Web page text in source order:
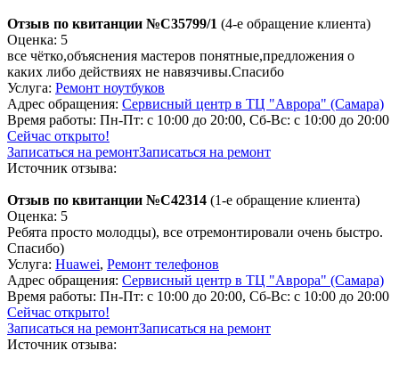
Отзыв по квитанции №C35799/1 (4-е обращение клиента)
Оценка: 5
все чётко,объяснения мастеров понятные,предложения о
каких либо действиях не навязчивы.Спасибо
Услуга: Ремонт ноутбуков
Адрес обращения: Сервисный центр в ТЦ "Аврора" (Самара)
Время работы: Пн-Пт: с 10:00 до 20:00, Сб-Вс: с 10:00 до 20:00
Сейчас открыто!
Записаться на ремонтЗаписаться на ремонт
Источник отзыва:
Отзыв по квитанции №C42314 (1-е обращение клиента)
Оценка: 5
Ребята просто молодцы), все отремонтировали очень быстро.
Спасибо)
Услуга: Huawei, Ремонт телефонов
Адрес обращения: Сервисный центр в ТЦ "Аврора" (Самара)
Время работы: Пн-Пт: с 10:00 до 20:00, Сб-Вс: с 10:00 до 20:00
Сейчас открыто!
Записаться на ремонтЗаписаться на ремонт
Источник отзыва: